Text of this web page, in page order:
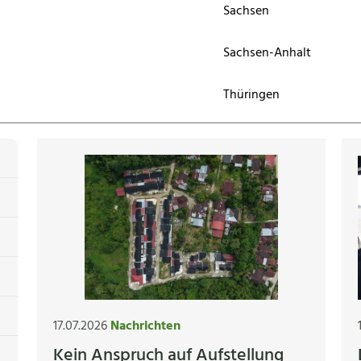
Sachsen
Sachsen-Anhalt
Thüringen
17.07.2026Nachrichten